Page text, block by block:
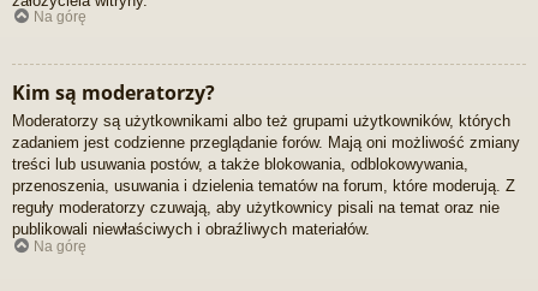
Na górę
Kim są moderatorzy?
Moderatorzy są użytkownikami albo też grupami użytkowników, których
zadaniem jest codzienne przeglądanie forów. Mają oni możliwość zmiany
treści lub usuwania postów, a także blokowania, odblokowywania,
przenoszenia, usuwania i dzielenia tematów na forum, które moderują. Z
reguły moderatorzy czuwają, aby użytkownicy pisali na temat oraz nie
publikowali niewłaściwych i obraźliwych materiałów.
Na górę